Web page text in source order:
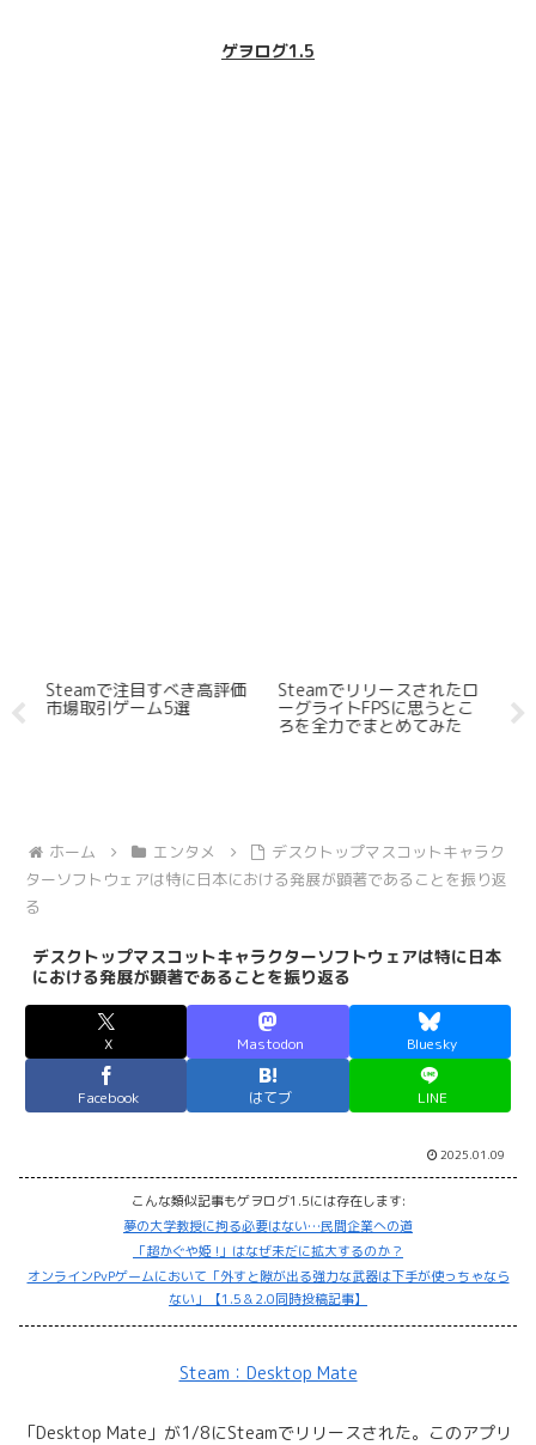
ゲヲログ1.5
Steamで注目すべき高評価
市場取引ゲーム5選
Steamでリリースされたロ
ーグライトFPSに思うとこ
ろを全力でまとめてみた
で
ゲ
ホーム エンタメ
デスクトップマスコットキャラク
ターソフトウェアは特に日本における発展が顕著であることを振り返
る
デスクトップマスコットキャラクターソフトウェアは特に日本
における発展が顕著であることを振り返る
X Mastodon Bluesky
Facebook はてブ LINE
2025.01.09
こんな類似記事もゲヲログ1.5には存在します:
夢の大学教授に拘る必要はない…民間企業への道
「超かぐや姫 !」はなぜ未だに拡大するのか？
オンラインPvPゲームにおいて「外すと隙が出る強力な武器は下手が使っちゃなら
ない」【1.5＆2.0同時投稿記事】
Steam：Desktop Mate
「Desktop Mate」が1/8にSteamでリリースされた。このアプリ